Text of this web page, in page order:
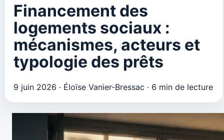
Contact
Financement des
logements sociaux :
mécanismes, acteurs et
typologie des prêts
9 juin 2026 · Éloïse Vanier-Bressac · 6 min de lecture